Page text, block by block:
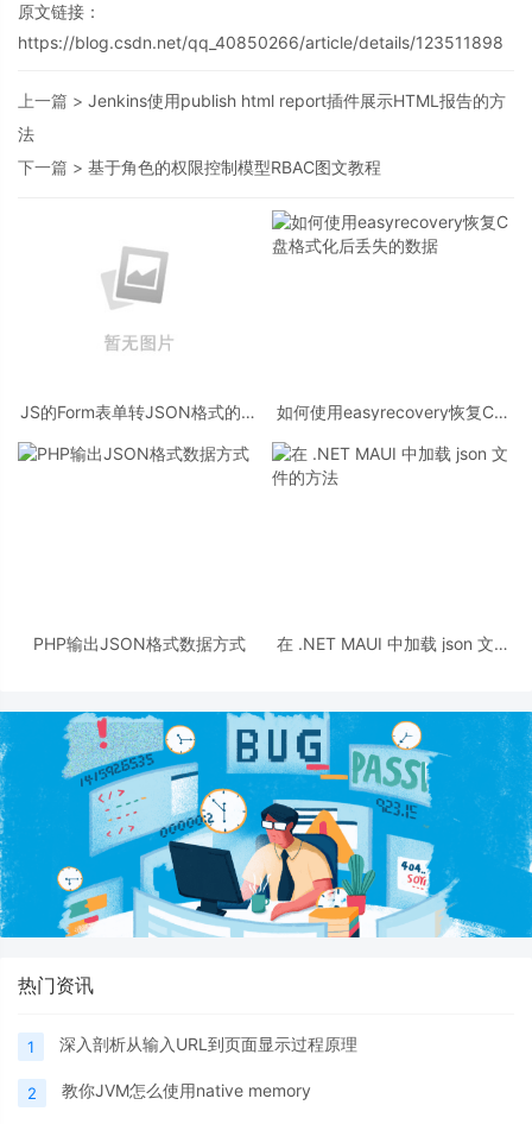
原文链接：
https://blog.csdn.net/qq_40850266/article/details/123511898
上一篇 > Jenkins使用publish html report插件展示HTML报告的方
法
下一篇 > 基于角色的权限控制模型RBAC图文教程
JS的Form表单转JSON格式的操
如何使用easyrecovery恢复C盘
PHP输出JSON格式数据方式
在 .NET MAUI 中加载 json 文件
热门资讯
1 深入剖析从输入URL到页面显示过程原理
2 教你JVM怎么使用native memory